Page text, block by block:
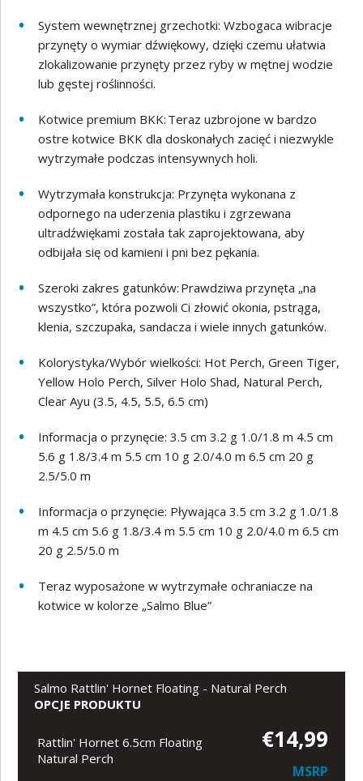
System wewnętrznej grzechotki: Wzbogaca wibracje
przynęty o wymiar dźwiękowy, dzięki czemu ułatwia
zlokalizowanie przynęty przez ryby w mętnej wodzie
lub gęstej roślinności.
Kotwice premium BKK: Teraz uzbrojone w bardzo
ostre kotwice BKK dla doskonałych zacięć i niezwykle
wytrzymałe podczas intensywnych holi.
Wytrzymała konstrukcja: Przynęta wykonana z
odpornego na uderzenia plastiku i zgrzewana
ultradźwiękami została tak zaprojektowana, aby
odbijała się od kamieni i pni bez pękania.
Szeroki zakres gatunków: Prawdziwa przynęta „na
wszystko”, która pozwoli Ci złowić okonia, pstrąga,
klenia, szczupaka, sandacza i wiele innych gatunków.
Kolorystyka/Wybór wielkości: Hot Perch, Green Tiger,
Yellow Holo Perch, Silver Holo Shad, Natural Perch,
Clear Ayu (3.5, 4.5, 5.5, 6.5 cm)
Informacja o przynęcie: 3.5 cm 3.2 g 1.0/1.8 m 4.5 cm
5.6 g 1.8/3.4 m 5.5 cm 10 g 2.0/4.0 m 6.5 cm 20 g
2.5/5.0 m
Informacja o przynęcie: Pływająca 3.5 cm 3.2 g 1.0/1.8
m 4.5 cm 5.6 g 1.8/3.4 m 5.5 cm 10 g 2.0/4.0 m 6.5 cm
20 g 2.5/5.0 m
Teraz wyposażone w wytrzymałe ochraniacze na
kotwice w kolorze „Salmo Blue”
Salmo Rattlin' Hornet Floating - Natural Perch
OPCJE PRODUKTU
Rattlin' Hornet 6.5cm Floating
Natural Perch
€14,99
MSRP